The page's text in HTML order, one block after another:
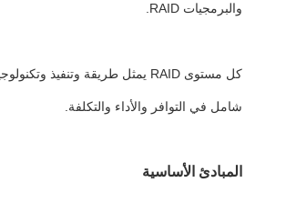
والبرمجيات RAID.
شامل في التوافر والأداء والتكلفة.
المبادئ الأساسية